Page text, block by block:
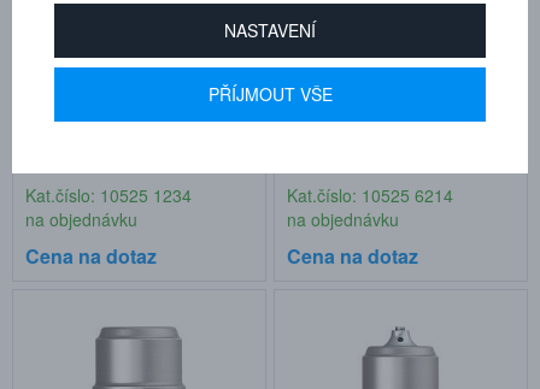
DN 10
Kat.číslo: 10525 1234
na objednávku
Cena na dotaz
Kat.číslo: 10525 6214
na objednávku
Cena na dotaz
NASTAVENÍ
PŘÍJMOUT VŠE